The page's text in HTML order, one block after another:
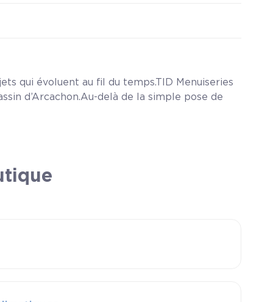
qui évoluent au fil du temps.TID Menuiseries
d’Arcachon.Au-delà de la simple pose de